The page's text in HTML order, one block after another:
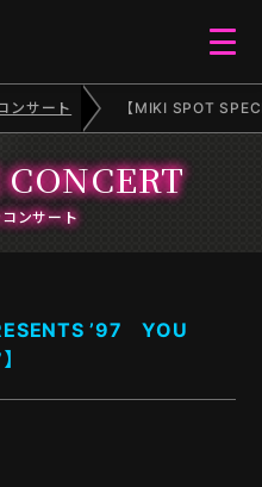
ンサート 【MIKI SPOT
ンサート
’97 YOU